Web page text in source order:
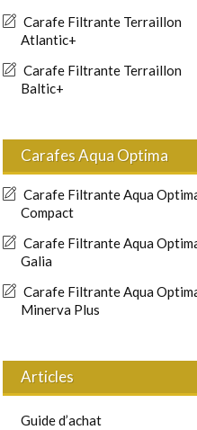
Carafe Filtrante Terraillon
Atlantic+
Carafe Filtrante Terraillon
Baltic+
Carafes Aqua Optima
Carafe Filtrante Aqua
Compact
Carafe Filtrante Aqua
Galia
Carafe Filtrante Aqua
Minerva Plus
Articles
Guide d’achat